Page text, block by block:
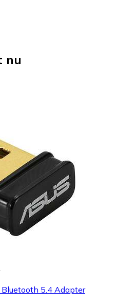
nu
5.4 Adapter